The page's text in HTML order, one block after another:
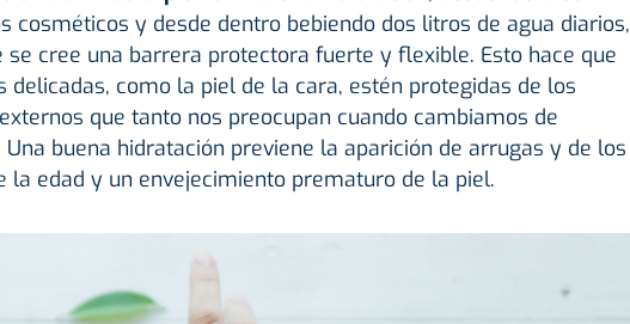
cosméticos y desde dentro bebiendo dos litros de agua diarios,
se cree una barrera protectora fuerte y flexible. Esto hace que
delicadas, como la piel de la cara, estén protegidas de los
que tanto nos preocupan cuando cambiamos de
Una buena hidratación previene la aparición de arrugas y de los
la edad y un envejecimiento prematuro de la piel.